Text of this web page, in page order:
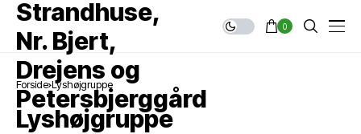
0
Forside Lyshøjgruppe
Lyshøjgruppe